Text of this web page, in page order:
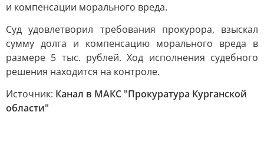
и компенсации морального вреда.
Суд удовлетворил требования прокурора, взыскал
сумму долга и компенсацию морального вреда в
размере 5 тыс. рублей. Ход исполнения судебного
решения находится на контроле.
Источник: Канал в МАКС "Прокуратура Курганской
области"